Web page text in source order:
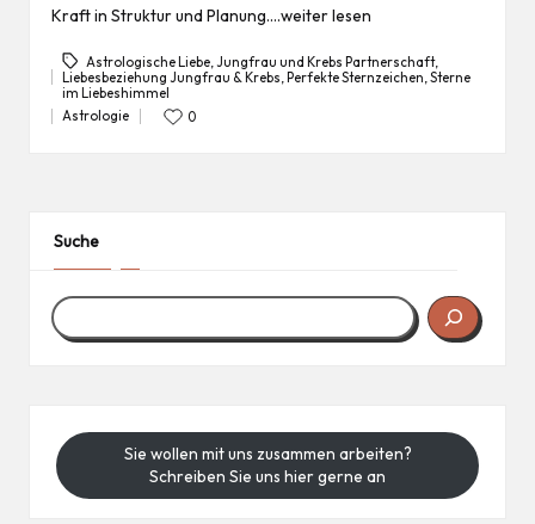
Kraft in Struktur und Planung.…weiter lesen
Tags:
Astrologische Liebe, Jungfrau und Krebs Partnerschaft,
Liebesbeziehung Jungfrau & Krebs Perfekte Sternzeichen Sterne
im Liebeshimmel
Posted
Astrologie 0
Suche
Sie wollen mit uns zusammen arbeiten?
Schreiben Sie uns hier gerne an